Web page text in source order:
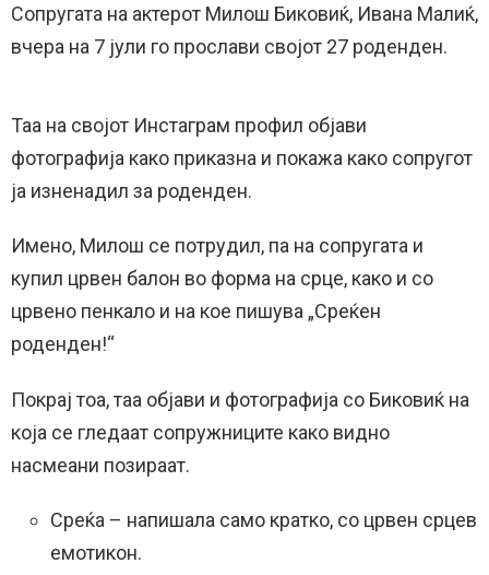
Сопругата на актерот Милош Биковиќ, Ивана Малиќ,
вчера на 7 јули го прослави својот 27 роденден.
Таа на својот Инстаграм профил објави
фотографија како приказна и покажа како сопругот
ја изненадил за роденден.
Имено, Милош се потрудил, па на сопругата и
купил црвен балон во форма на срце, како и со
црвено пенкало и на кое пишува „Среќен
роденден!“
Покрај тоа, таа објави и фотографија со Биковиќ на
која се гледаат сопружниците како видно
насмеани позираат.
Среќа – напишала само кратко, со црвен срцев
емотикон.